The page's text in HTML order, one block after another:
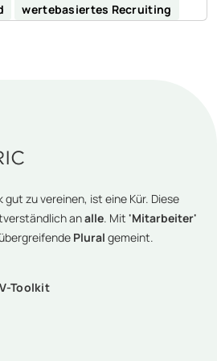
wertebasiertes Recruiting
zu vereinen, ist eine Kür. Diese
analle. Mit 'Mitarbeiter'
Plural gemeint.
Toolkit